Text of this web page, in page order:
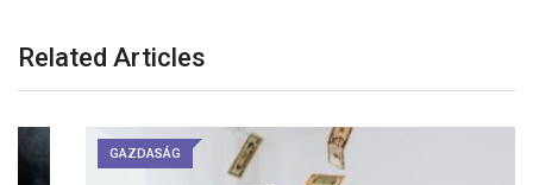
Related Articles
GAZDASÁG